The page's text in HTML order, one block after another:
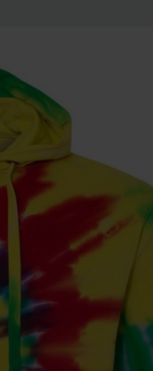
Más!
MARCAS
CAMISETAS
TIE DYE
CAMISETAS
CAMISETAS
RAGLAN